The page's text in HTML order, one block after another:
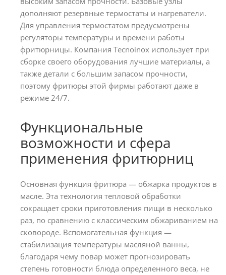
дополняют резервные термостаты и нагреватели.
Для управления термостатом предусмотрены
регуляторы температуры и времени работы
фритюрницы. Компания Tecnoinox использует при
сборке своего оборудования лучшие материалы, а
также детали с большим запасом прочности,
поэтому фритюры этой фирмы работают даже в
режиме 24/7.
Функциональные
возможности и сфера
применения фритюрниц
Основная функция фритюра — обжарка продуктов в
масле. Эта технология тепловой обработки
сокращает сроки приготовления пищи в несколько
раз, по сравнению с классическим обжариванием на
сковороде. Вспомогательная функция —
стабилизация температуры масляной ванны,
благодаря чему повар может прогнозировать
степень готовности блюда определенного веса, не